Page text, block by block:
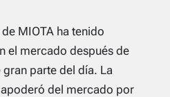
MIOTA ha tenido
el mercado después de
parte del día. La
del mercado por